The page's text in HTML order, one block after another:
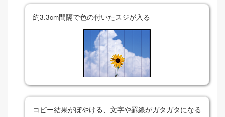
約3.3cm間隔で色の付いたスジが入る
コピー結果がぼやける、文字や罫線がガタガタになる